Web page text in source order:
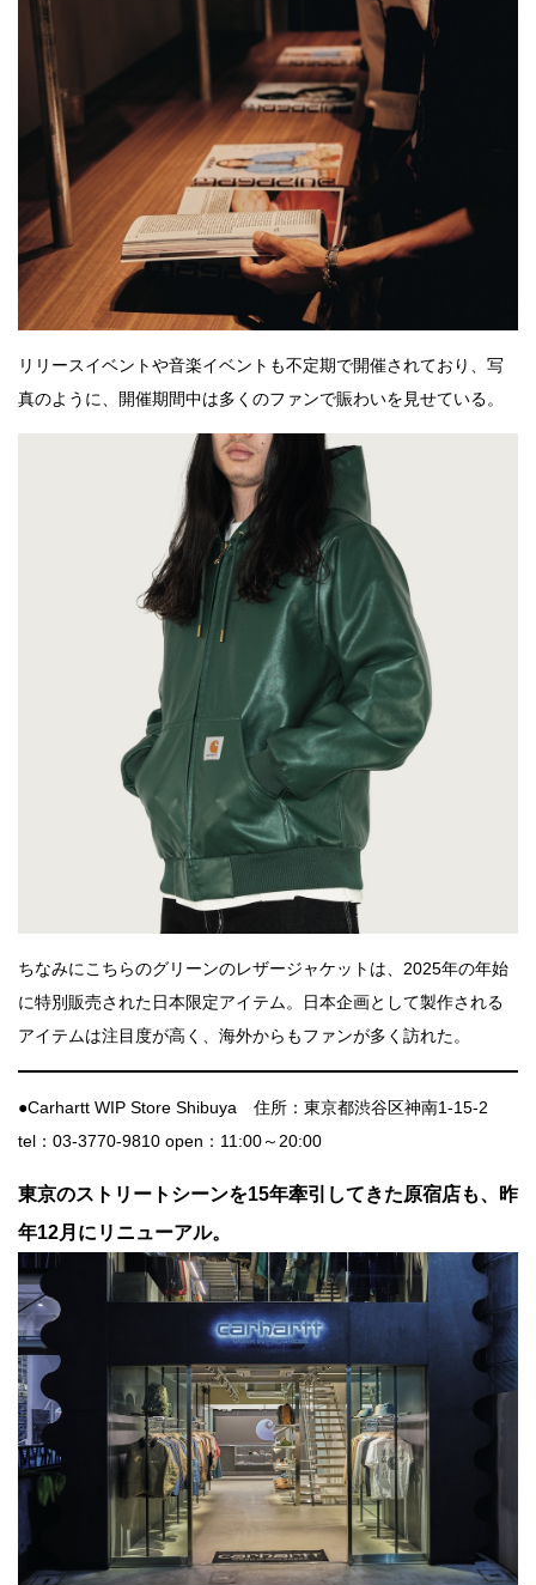
リリースイベントや音楽イベントも不定期で開催されており、写
真のように、開催期間中は多くのファンで賑わいを見せている。
ちなみにこちらのグリーンのレザージャケットは、2025年の年始
に特別販売された日本限定アイテム。日本企画として製作される
アイテムは注目度が高く、海外からもファンが多く訪れた。
●Carhartt WIP Store Shibuya 住所：東京都渋谷区神南1-15-2
tel：03-3770-9810 open：11:00～20:00
東京のストリートシーンを15年牽引してきた原宿店も、昨
年12月にリニューアル。